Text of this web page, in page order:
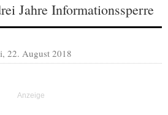
Jahre Informationssperre
22. August 2018